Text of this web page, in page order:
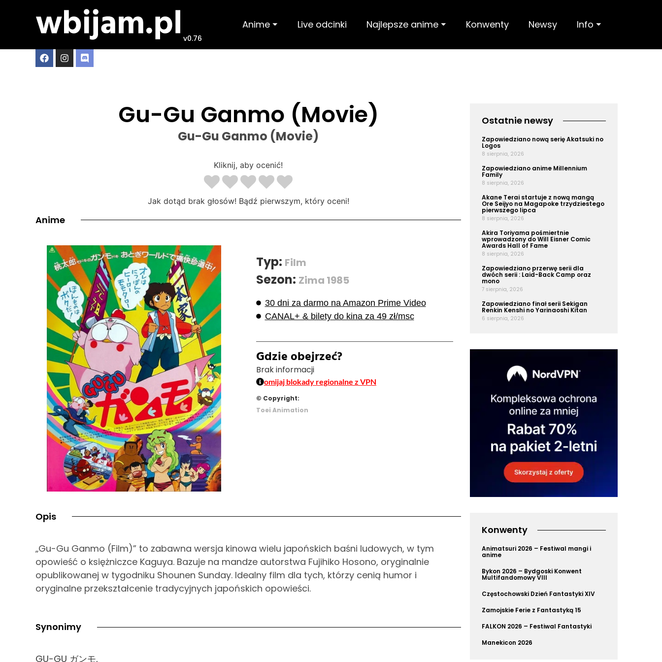
v0.76
Anime ⏷ Live odcinki Najlepsze anime ⏷ Konwenty Newsy Info ⏷
Gu-Gu Ganmo (Movie)
Gu-Gu Ganmo (Movie)
Kliknij, aby ocenić!
Jak dotąd brak głosów! Bądź pierwszym, który oceni!
Anime
Typ: Film
Sezon: Zima 1985
30 dni za darmo na Amazon Prime Video
CANAL+ & bilety do kina za 49 zł/msc
Gdzie obejrzeć?
Brak informacji
omijaj blokady regionalne z VPN
© Copyright:
Toei Animation
Opis
„Gu-Gu Ganmo (Film)” to zabawna wersja kinowa wielu japońskich baśni ludowych, w tym
opowieść o księżniczce Kaguya. Bazuje na mandze autorstwa Fujihiko Hosono, oryginalnie
opublikowanej w tygodniku Shounen Sunday. Idealny film dla tych, którzy cenią humor i
oryginalne przekształcenie tradycyjnych japońskich opowieści.
Synonimy
GU-GU ガンモ,
Ostatnie newsy
Zapowiedziano nową serię Akatsuki no
Logos
8 sierpnia, 2026
Zapowiedziano anime Millennium
Family
8 sierpnia, 2026
Akane Terai startuje z nową mangą
Ore Seijyo na Magapoke trzydziestego
pierwszego lipca
8 sierpnia, 2026
Akira Toriyama pośmiertnie
wprowadzony do Will Eisner Comic
Awards Hall of Fame
8 sierpnia, 2026
Zapowiedziano przerwę serii dla
dwóch serii : Laid-Back Camp oraz
mono
7 sierpnia, 2026
Zapowiedziano finał serii Sekigan
Renkin Kenshi no Yarinaoshi Kitan
6 sierpnia, 2026
Konwenty
Animatsuri 2026 – Festiwal mangi i
anime
Bykon 2026 – Bydgoski Konwent
Multifandomowy VIII
Częstochowski Dzień Fantastyki XIV
Zamojskie Ferie z Fantastyką 15
FALKON 2026 – Festiwal Fantastyki
Manekicon 2026